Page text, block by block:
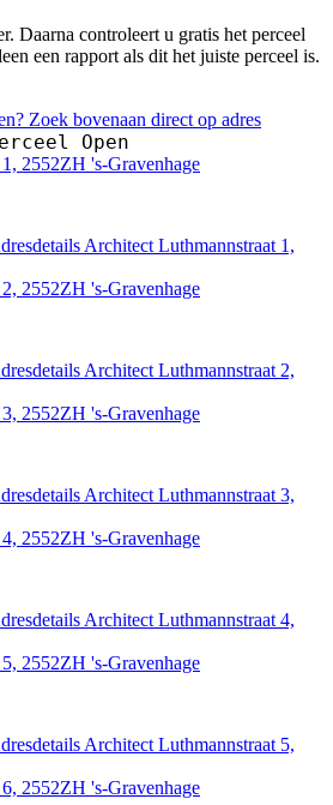
Daarna controleert u gratis het perceel
een rapport als dit het juiste perceel is.
Zoek bovenaan direct op adres
Open
2552ZH 's-Gravenhage
Architect Luthmannstraat 1,
2552ZH 's-Gravenhage
Architect Luthmannstraat 2,
2552ZH 's-Gravenhage
Architect Luthmannstraat 3,
2552ZH 's-Gravenhage
Architect Luthmannstraat 4,
2552ZH 's-Gravenhage
Architect Luthmannstraat 5,
2552ZH 's-Gravenhage